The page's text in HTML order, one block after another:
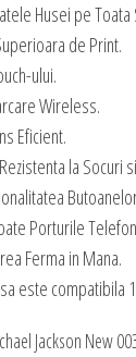
Husei pe
de Print.
ului.
Wireless.
Eficient.
la Socuri
Porturile
Ferma in Mana.
este compatibila
Jackson New